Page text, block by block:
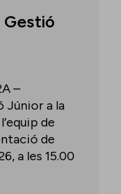
–
a la
de
de
a les 15.00